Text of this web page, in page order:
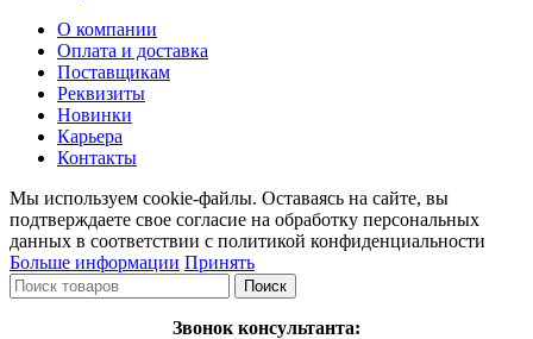
О компании
Оплата и доставка
Поставщикам
Реквизиты
Новинки
Карьера
Контакты
Мы используем cookie-файлы. Оставаясь на сайте, вы
подтверждаете свое согласие на обработку персональных
данных в соответствии с политикой конфиденциальности
Больше информации Принять
Поиск
Звонок консультанта: